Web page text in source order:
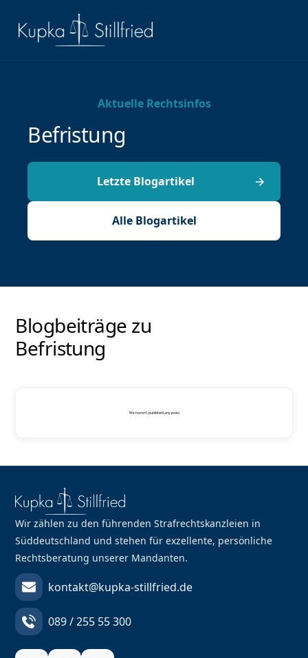
Aktuelle Rechtsinfos
Befristung
Letzte Blogartikel
Alle Blogartikel
Blogbeiträge zu
Befristung
We haven't published any posts
Wir zählen zu den führenden Strafrechtskanzleien in
Süddeutschland und stehen für exzellente, persönliche
Rechtsberatung unserer Mandanten.
kontakt@kupka-stillfried.de
089 / 255 55 300